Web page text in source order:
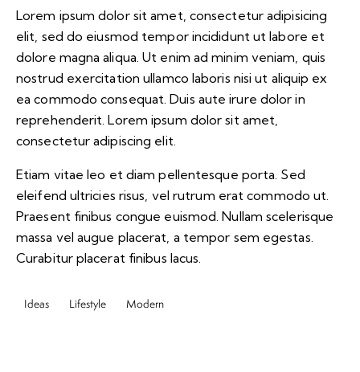
Lorem ipsum dolor sit amet, consectetur adipisicing
elit, sed do eiusmod tempor incididunt ut labore et
dolore magna aliqua. Ut enim ad minim veniam, quis
nostrud exercitation ullamco laboris nisi ut aliquip ex
ea commodo consequat. Duis aute irure dolor in
reprehenderit. Lorem ipsum dolor sit amet,
consectetur adipiscing elit.
Etiam vitae leo et diam pellentesque porta. Sed
eleifend ultricies risus, vel rutrum erat commodo ut.
Praesent finibus congue euismod. Nullam scelerisque
massa vel augue placerat, a tempor sem egestas.
Curabitur placerat finibus lacus.
Ideas Lifestyle Modern